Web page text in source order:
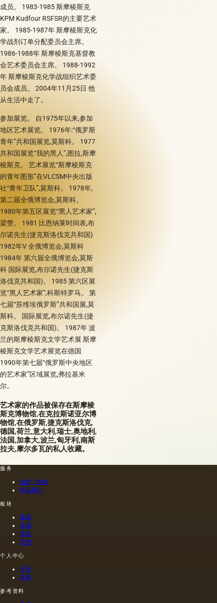
成员。 1983-1985 斯摩棱斯克
KPM Kudfour RSFSR的主要艺术
家。 1985-1987年 斯摩棱斯克化
学战剂订单分配委员会主席。
1986-1988年 斯摩棱斯克基督教
会艺术委员会主席。 1988-1992
年 斯摩棱斯克化学战组织艺术委
员会成员。 2004年11月25日 他
从生活中走了。
参加展览。 自1975年以来,参加
地区艺术展览。 1976年:“俄罗斯
青年”共和国展览,莫斯科。 1977
共和国展览“我的黑人”,图拉,斯摩
棱斯克。 艺术展览“斯摩棱斯克
的青年图形”在VLCSM中央出版
社“青年卫队”,莫斯科。 1978年,
第二届全俄博览会,莫斯科。
1980年第五区展览“黑人艺术家”,
梁赞。 1981 比恩纳莱时间表,布
尔诺先生(捷克斯洛伐克共和国)
1982年V 全俄博览会,莫斯科
1984年 第六届全俄博览会,莫斯
科 国际展览,布尔诺先生(捷克斯
洛伐克共和国)。 1985 第六区展
览“黑人艺术家”,科斯特罗马。 第
七届“苏维埃俄罗斯”共和国展,莫
斯科。 国际展览,布尔诺先生(捷
克斯洛伐克共和国)。 1987年 波
兰的斯摩棱斯克文学艺术展 斯摩
棱斯克文学艺术展览在德国
1990年第七届“俄罗斯中央地区
的艺术家”区域展览,弗拉基米
尔。
艺术家的作品被保存在斯摩棱
斯克博物馆,在克拉斯诺亚尔博
物馆,在俄罗斯,捷克斯洛伐克,
德国,荷兰,意大利,瑞士,奥地利,
法国,加拿大,波兰,匈牙利,南斯
拉夫,摩尔多瓦的私人收藏。
服务
估价 / 收购
联系我们
板块
银器
绘画
瓷器
其他
个人中心
登录
注册
参考资料